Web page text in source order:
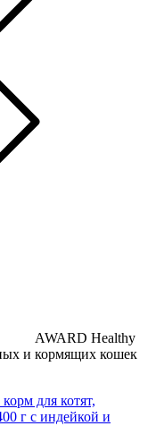
AWARD Healthy
и кормящих кошек